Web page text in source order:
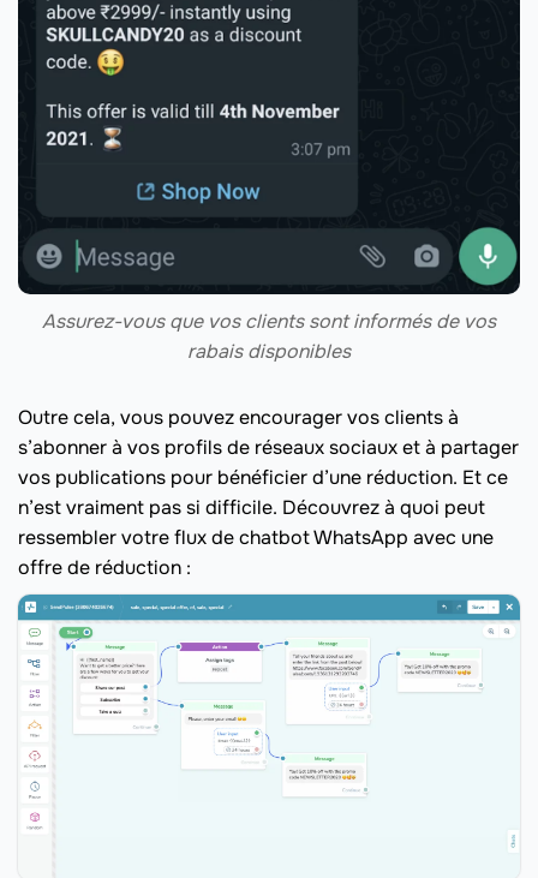
Assurez-vous que vos clients sont informés de vos
rabais disponibles
Outre cela, vous pouvez encourager vos clients à
s’abonner à vos profils de réseaux sociaux et à partager
vos publications pour bénéficier d’une réduction. Et ce
n’est vraiment pas si difficile. Découvrez à quoi peut
ressembler votre flux de chatbot WhatsApp avec une
offre de réduction :